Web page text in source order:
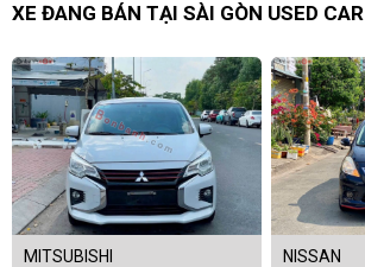
XE ĐANG BÁN TẠI SÀI GÒN USED CAR
MITSUBISHI NISSAN